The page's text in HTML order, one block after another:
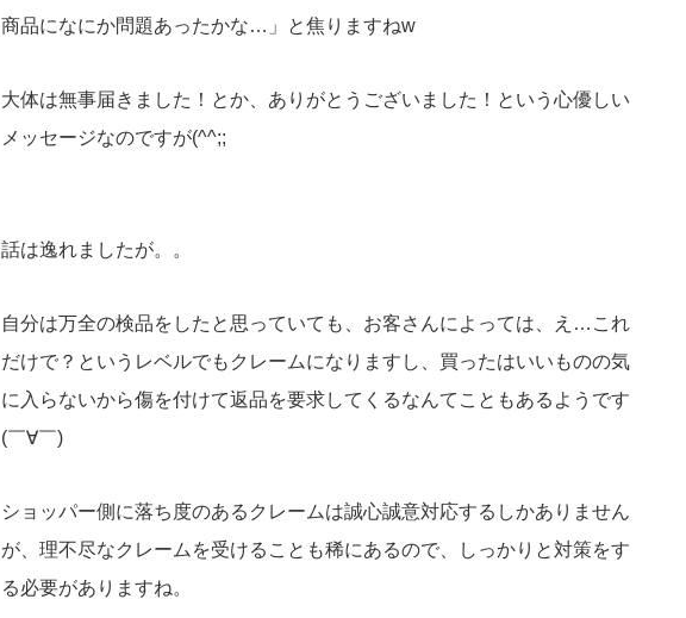
商品になにか問題あったかな…」と焦りますねw
大体は無事届きました！とか、ありがとうございました！という心優しい
メッセージなのですが(^^;;
話は逸れましたが。。
自分は万全の検品をしたと思っていても、お客さんによっては、え…これ
だけで？というレベルでもクレームになりますし、買ったはいいものの気
に入らないから傷を付けて返品を要求してくるなんてこともあるようです
(￣∀￣)
ショッパー側に落ち度のあるクレームは誠心誠意対応するしかありません
が、理不尽なクレームを受けることも稀にあるので、しっかりと対策をす
る必要がありますね。